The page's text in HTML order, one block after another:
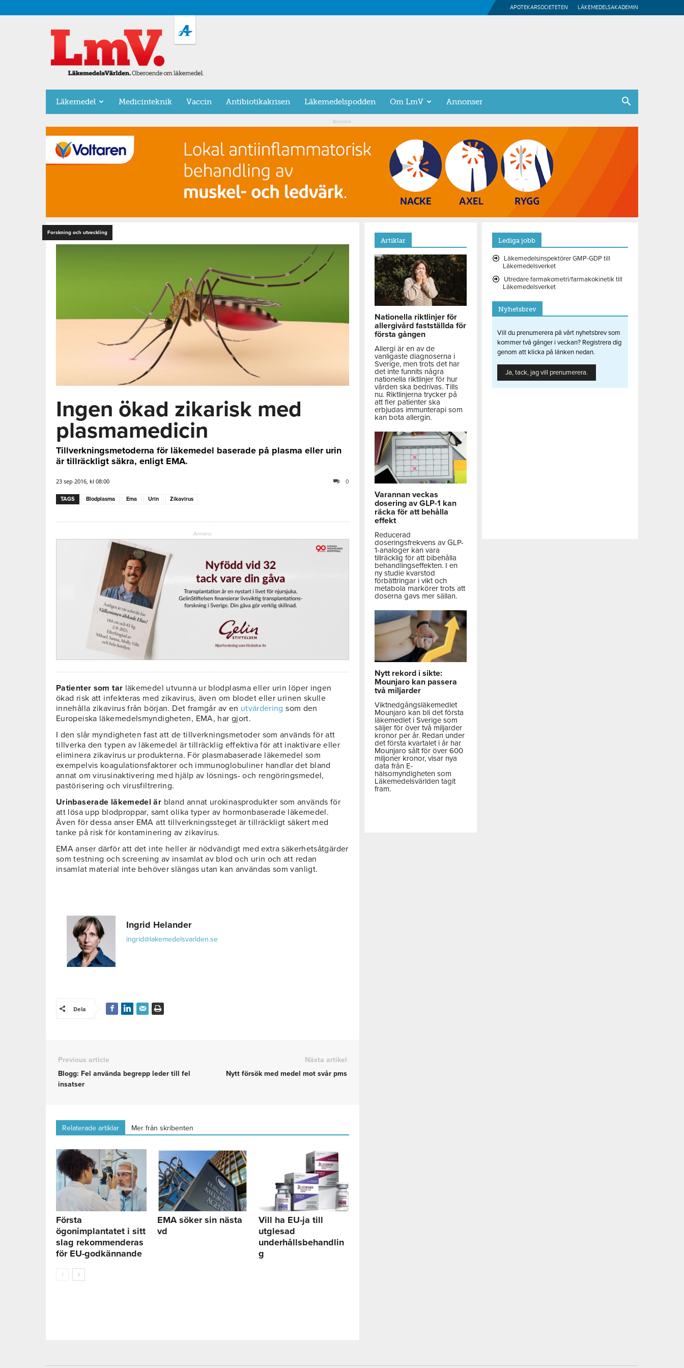
APOTEKARSOCIETETEN LÄKEMEDELSAKADEMIN
LäkemedelsVärlden
Läkemedel Medicinteknik Vaccin Antibiotikakrisen Läkemedelspodden Om LmV Annonser
Annons
Forskning och utveckling
Ingen ökad zikarisk med
plasmamedicin
Tillverkningsmetoderna för läkemedel baserade på plasma eller urin
är tillräckligt säkra, enligt EMA.
23 sep 2016, kl 08:00 0
TAGS Blodplasma Ema Urin Zikavirus
Annons
Patienter som tar läkemedel utvunna ur blodplasma eller urin löper ingen
ökad risk att infekteras med zikavirus, även om blodet eller urinen skulle
innehålla zikavirus från början. Det framgår av en utvärdering som den
Europeiska läkemedelsmyndigheten, EMA, har gjort.
I den slår myndigheten fast att de tillverkningsmetoder som används för att
tillverka den typen av läkemedel är tillräcklig effektiva för att inaktivare eller
eliminera zikavirus ur produkterna. För plasmabaserade läkemedel som
exempelvis koagulationsfaktorer och immunoglobuliner handlar det bland
annat om virusinaktivering med hjälp av lösnings- och rengöringsmedel,
pastörisering och virusfiltrering.
Urinbaserade läkemedel är bland annat urokinasprodukter som används för
att lösa upp blodproppar, samt olika typer av hormonbaserade läkemedel.
Även för dessa anser EMA att tillverkningssteget är tillräckligt säkert med
tanke på risk för kontaminering av zikavirus.
EMA anser därför att det inte heller är nödvändigt med extra säkerhetsåtgärder
som testning och screening av insamlat av blod och urin och att redan
insamlat material inte behöver slängas utan kan användas som vanligt.
Ingrid Helander
ingrid@lakemedelsvarlden.se
Dela
Previous article
Blogg: Fel använda begrepp leder till fel
insatser
Nästa artikel
Nytt försök med medel mot svår pms
Relaterade artiklar Mer från skribenten
Första
ögonimplantatet i sitt
slag rekommenderas
för EU-godkännande
EMA söker sin nästa
vd
Vill ha EU-ja till
utglesad
underhållsbehandlin
g
Artiklar
Nationella riktlinjer för
allergivård fastställda för
första gången
Allergi är en av de
vanligaste diagnoserna i
Sverige, men trots det har
det inte funnits några
nationella riktlinjer för hur
vården ska bedrivas. Tills
nu. Riktlinjerna trycker på
att fler patienter ska
erbjudas immunterapi som
kan bota allergin.
Varannan veckas
dosering av GLP-1 kan
räcka för att behålla
effekt
Reducerad
doseringsfrekvens av GLP-
1-analoger kan vara
tillräcklig för att bibehålla
behandlingseffekten. I en
ny studie kvarstod
förbättringar i vikt och
metabola markörer trots att
doserna gavs mer sällan.
Nytt rekord i sikte:
Mounjaro kan passera
två miljarder
Viktnedgångsläkemedlet
Mounjaro kan bli det första
läkemedlet i Sverige som
säljer för över två miljarder
kronor per år. Redan under
det första kvartalet i år har
Mounjaro sålt för över 600
miljoner kronor, visar nya
data från E-
hälsomyndigheten som
Läkemedelsvärlden tagit
fram.
Lediga jobb
Läkemedelsinspektörer GMP-GDP till
Läkemedelsverket
Utredare farmakometri/farmakokinetik till
Läkemedelsverket
Nyhetsbrev
Vill du prenumerera på vårt nyhetsbrev som
kommer två gånger i veckan? Registrera dig
genom att klicka på länken nedan.
Ja, tack, jag vill prenumerera.